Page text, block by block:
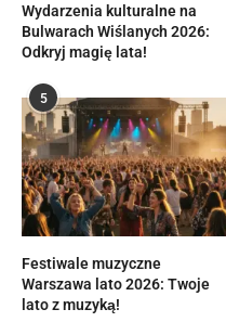
Wydarzenia kulturalne na
Bulwarach Wiślanych 2026:
Odkryj magię lata!
5
Festiwale muzyczne
Warszawa lato 2026: Twoje
lato z muzyką!